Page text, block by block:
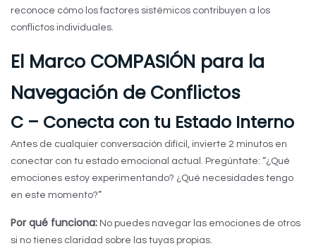
reconoce cómo los factores sistémicos contribuyen a los
conflictos individuales.
El Marco COMPASIÓN para la
Navegación de Conflictos
C – Conecta con tu Estado Interno
Antes de cualquier conversación difícil, invierte 2 minutos en
conectar con tu estado emocional actual. Pregúntate: “¿Qué
emociones estoy experimentando? ¿Qué necesidades tengo
en este momento?”
Por qué funciona: No puedes navegar las emociones de otros
si no tienes claridad sobre las tuyas propias.